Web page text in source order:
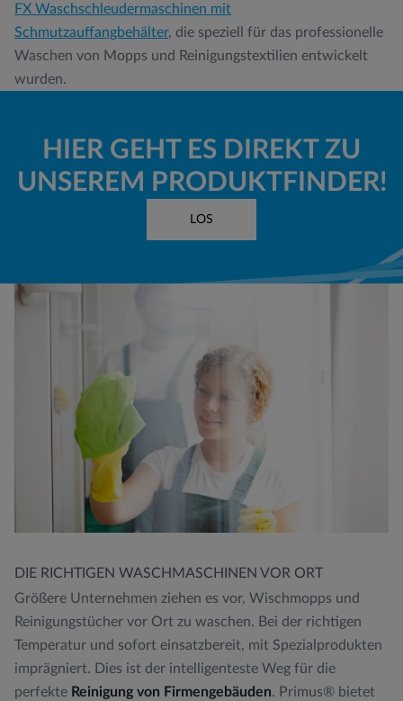
FX Waschschleudermaschinen mit
Schmutzauffangbehälter, die speziell für das professionelle
Waschen von Mopps und Reinigungstextilien entwickelt
wurden.
HIER GEHT ES DIREKT ZU
UNSEREM PRODUKTFINDER!
LOS
DIE RICHTIGEN WASCHMASCHINEN VOR ORT
Größere Unternehmen ziehen es vor, Wischmopps und
Reinigungstücher vor Ort zu waschen. Bei der richtigen
Temperatur und sofort einsatzbereit, mit Spezialprodukten
imprägniert. Dies ist der intelligenteste Weg für die
perfekte Reinigung von Firmengebäuden. Primus® bietet